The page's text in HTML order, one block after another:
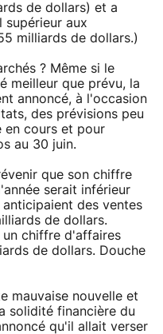
de dollars) et a
supérieur aux
milliards de dollars.)
? Même si le
meilleur que prévu, la
annoncé, à l'occasion
des prévisions peu
en cours et pour
au 30 juin.
que son chiffre
serait inférieur
des ventes
de dollars.
chiffre d'affaires
de dollars. Douche
mauvaise nouvelle et
solidité financière du
qu'il allait verser